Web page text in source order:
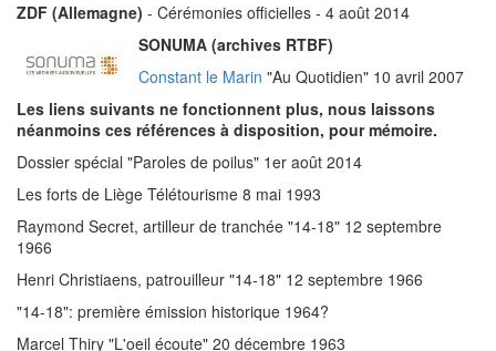
ZDF (Allemagne) - Cérémonies officielles - 4 août 2014
SONUMA (archives RTBF)
Constant le Marin "Au Quotidien" 10 avril 2007
Les liens suivants ne fonctionnent plus, nous laissons
néanmoins ces références à disposition, pour mémoire.
Dossier spécial "Paroles de poilus" 1er août 2014
Les forts de Liège Télétourisme 8 mai 1993
Raymond Secret, artilleur de tranchée "14-18" 12 septembre
1966
Henri Christiaens, patrouilleur "14-18" 12 septembre 1966
"14-18": première émission historique 1964?
Marcel Thiry "L'oeil écoute" 20 décembre 1963